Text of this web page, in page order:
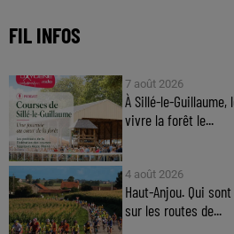
FIL INFOS
7 août 2026
À Sillé-le-
vivre la forêt le...
4 août 2026
Haut-Anjou. Qui
sur les routes de...